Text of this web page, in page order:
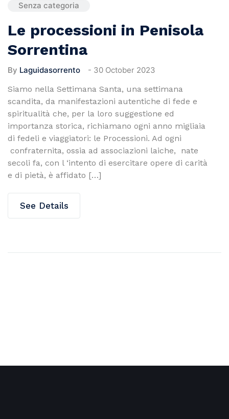
Senza categoria
Le processioni in Penisola
Sorrentina
By Laguidasorrento - 30 October 2023
Siamo nella Settimana Santa, una settimana
scandita, da manifestazioni autentiche di fede e
spiritualità che, per la loro suggestione ed
importanza storica, richiamano ogni anno migliaia
di fedeli e viaggiatori: le Processioni. Ad ogni
confraternita, ossia ad associazioni laiche, nate
secoli fa, con l ‘intento di esercitare opere di carità
e di pietà, è affidato […]
See Details